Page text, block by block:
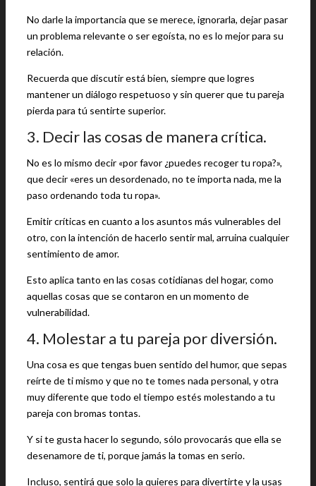
No darle la importancia que se merece, ignorarla, dejar pasar
un problema relevante o ser egoísta, no es lo mejor para su
relación.
Recuerda que discutir está bien, siempre que logres
mantener un diálogo respetuoso y sin querer que tu pareja
pierda para tú sentirte superior.
3. Decir las cosas de manera crítica.
No es lo mismo decir «por favor ¿puedes recoger tu ropa?»,
que decir «eres un desordenado, no te importa nada, me la
paso ordenando toda tu ropa».
Emitir críticas en cuanto a los asuntos más vulnerables del
otro, con la intención de hacerlo sentir mal, arruina cualquier
sentimiento de amor.
Esto aplica tanto en las cosas cotidianas del hogar, como
aquellas cosas que se contaron en un momento de
vulnerabilidad.
4. Molestar a tu pareja por diversión.
Una cosa es que tengas buen sentido del humor, que sepas
reírte de ti mismo y que no te tomes nada personal, y otra
muy diferente que todo el tiempo estés molestando a tu
pareja con bromas tontas.
Y si te gusta hacer lo segundo, sólo provocarás que ella se
desenamore de ti, porque jamás la tomas en serio.
Incluso, sentirá que solo la quieres para divertirte y la usas